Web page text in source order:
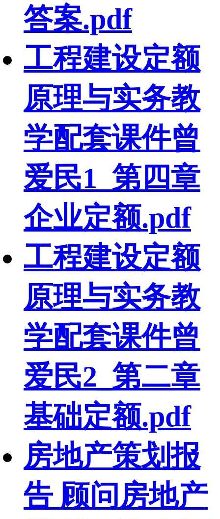
答案.pdf
工程建设定额
原理与实务教
学配套课件曾
爱民1_第四章
企业定额.pdf
工程建设定额
原理与实务教
学配套课件曾
爱民2_第二章
基础定额.pdf
房地产策划报
告 顾问房地产